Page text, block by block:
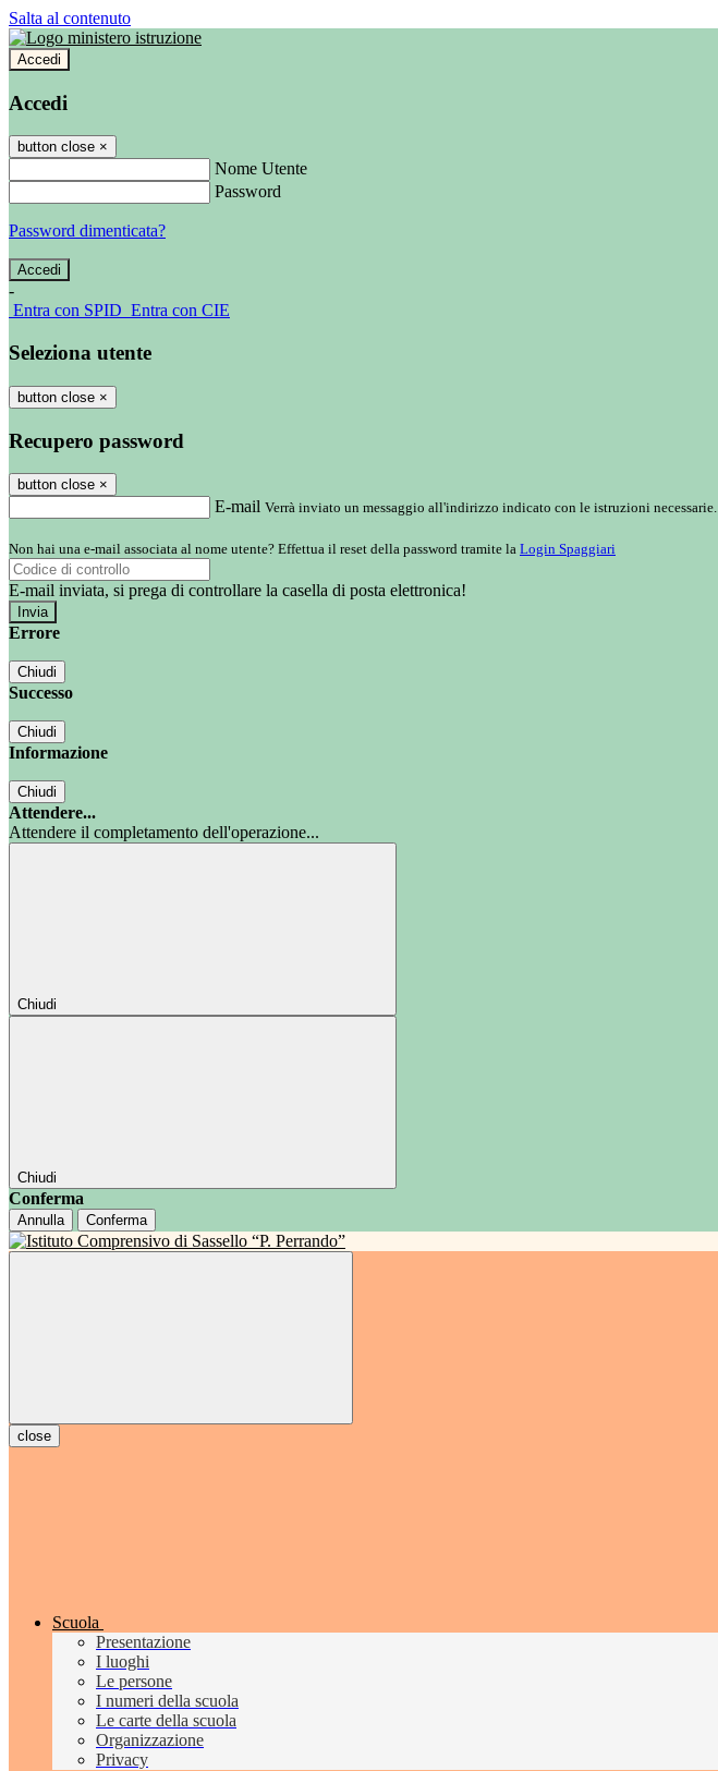
Salta al contenuto
Accedi
Accedi
button close ×
Nome Utente
Password
Password dimenticata?
-
Entra con SPID Entra con CIE
Seleziona utente
button close ×
Recupero password
button close ×
E-mail Verrà inviato un messaggio all'indirizzo indicato con le istruzioni necessarie.
Non hai una e-mail associata al nome utente? Effettua il reset della password tramite la Login Spaggiari
E-mail inviata, si prega di controllare la casella di posta elettronica!
Errore
Chiudi
Successo
Chiudi
Informazione
Chiudi
Attendere...
Attendere il completamento dell'operazione...
Chiudi
Chiudi
Conferma
Annulla Conferma
close
Scuola
Presentazione
I luoghi
Le persone
I numeri della scuola
Le carte della scuola
Organizzazione
Privacy